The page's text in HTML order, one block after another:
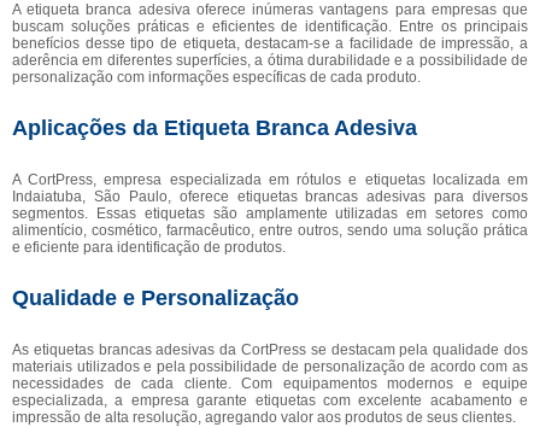
A etiqueta branca adesiva oferece inúmeras vantagens para empresas que
buscam soluções práticas e eficientes de identificação. Entre os principais
benefícios desse tipo de etiqueta, destacam-se a facilidade de impressão, a
aderência em diferentes superfícies, a ótima durabilidade e a possibilidade de
personalização com informações específicas de cada produto.
Aplicações da Etiqueta Branca Adesiva
A CortPress, empresa especializada em rótulos e etiquetas localizada em
Indaiatuba, São Paulo, oferece etiquetas brancas adesivas para diversos
segmentos. Essas etiquetas são amplamente utilizadas em setores como
alimentício, cosmético, farmacêutico, entre outros, sendo uma solução prática
e eficiente para identificação de produtos.
Qualidade e Personalização
As etiquetas brancas adesivas da CortPress se destacam pela qualidade dos
materiais utilizados e pela possibilidade de personalização de acordo com as
necessidades de cada cliente. Com equipamentos modernos e equipe
especializada, a empresa garante etiquetas com excelente acabamento e
impressão de alta resolução, agregando valor aos produtos de seus clientes.